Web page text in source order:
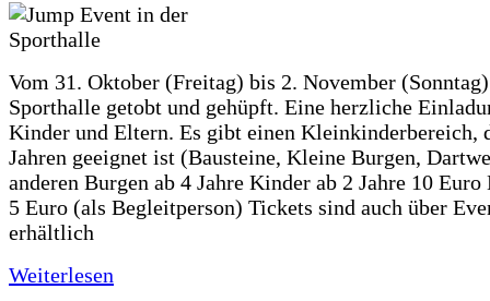
Vom 31. Oktober (Freitag) bis 2. November
Sporthalle getobt und gehüpft. Eine herzliche
Kinder und Eltern. Es gibt einen Kleinkinderbereich,
Jahren geeignet ist (Bausteine, Kleine Burgen,
anderen Burgen ab 4 Jahre Kinder ab 2 Jahre 10 Euro
5 Euro (als Begleitperson) Tickets sind auch über
erhältlich
Weiterlesen